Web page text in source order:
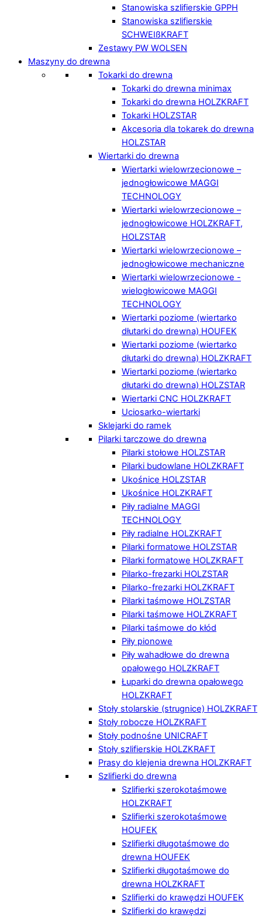
Stanowiska szlifierskie GPPH
Stanowiska szlifierskie
SCHWEIßKRAFT
Zestawy PW WOLSEN
Maszyny do drewna
Tokarki do drewna
Tokarki do drewna minimax
Tokarki do drewna HOLZKRAFT
Tokarki HOLZSTAR
Akcesoria dla tokarek do drewna
HOLZSTAR
Wiertarki do drewna
Wiertarki wielowrzecionowe –
jednogłowicowe MAGGI
TECHNOLOGY
Wiertarki wielowrzecionowe –
jednogłowicowe HOLZKRAFT,
HOLZSTAR
Wiertarki wielowrzecionowe –
jednogłowicowe mechaniczne
Wiertarki wielowrzecionowe -
wielogłowicowe MAGGI
TECHNOLOGY
Wiertarki poziome (wiertarko
dłutarki do drewna) HOUFEK
Wiertarki poziome (wiertarko
dłutarki do drewna) HOLZKRAFT
Wiertarki poziome (wiertarko
dłutarki do drewna) HOLZSTAR
Wiertarki CNC HOLZKRAFT
Uciosarko-wiertarki
Sklejarki do ramek
Pilarki tarczowe do drewna
Pilarki stołowe HOLZSTAR
Pilarki budowlane HOLZKRAFT
Ukośnice HOLZSTAR
Ukośnice HOLZKRAFT
Piły radialne MAGGI
TECHNOLOGY
Piły radialne HOLZKRAFT
Pilarki formatowe HOLZSTAR
Pilarki formatowe HOLZKRAFT
Pilarko-frezarki HOLZSTAR
Pilarko-frezarki HOLZKRAFT
Pilarki taśmowe HOLZSTAR
Pilarki taśmowe HOLZKRAFT
Pilarki taśmowe do kłód
Piły pionowe
Piły wahadłowe do drewna
opałowego HOLZKRAFT
Łuparki do drewna opałowego
HOLZKRAFT
Stoły stolarskie (strugnice) HOLZKRAFT
Stoły robocze HOLZKRAFT
Stoły podnośne UNICRAFT
Stoły szlifierskie HOLZKRAFT
Prasy do klejenia drewna HOLZKRAFT
Szlifierki do drewna
Szlifierki szerokotaśmowe
HOLZKRAFT
Szlifierki szerokotaśmowe
HOUFEK
Szlifierki długotaśmowe do
drewna HOUFEK
Szlifierki długotaśmowe do
drewna HOLZKRAFT
Szlifierki do krawędzi HOUFEK
Szlifierki do krawędzi